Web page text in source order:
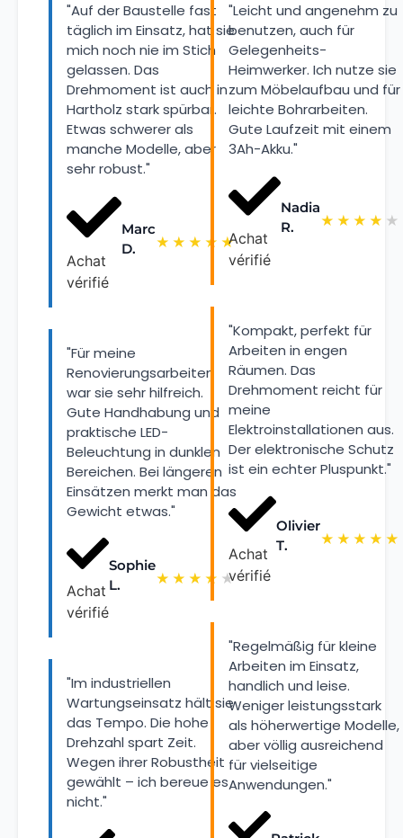
"Auf der Baustelle fast
täglich im Einsatz, hat sie
mich noch nie im Stich
gelassen. Das
Drehmoment ist auch in
Hartholz stark spürbar.
Etwas schwerer als
manche Modelle, aber
sehr robust."
Achat
vérifié
Marc
D.
★ ★ ★ ★ ★
"Für meine
Renovierungsarbeiten
war sie sehr hilfreich.
Gute Handhabung und
praktische LED-
Beleuchtung in dunklen
Bereichen. Bei längeren
Einsätzen merkt man das
Gewicht etwas."
Achat
vérifié
Sophie
L.
★ ★ ★ ★ ★
"Im industriellen
Wartungseinsatz hält sie
das Tempo. Die hohe
Drehzahl spart Zeit.
Wegen ihrer Robustheit
gewählt – ich bereue es
nicht."
"Leicht und angenehm zu
benutzen, auch für
Gelegenheits-
Heimwerker. Ich nutze sie
zum Möbelaufbau und für
leichte Bohrarbeiten.
Gute Laufzeit mit einem
3Ah-Akku."
Achat
vérifié
Nadia
R.
★ ★ ★ ★ ★
"Kompakt, perfekt für
Arbeiten in engen
Räumen. Das
Drehmoment reicht für
meine
Elektroinstallationen aus.
Der elektronische Schutz
ist ein echter Pluspunkt."
Achat
vérifié
Olivier
T.
★ ★ ★ ★ ★
"Regelmäßig für kleine
Arbeiten im Einsatz,
handlich und leise.
Weniger leistungsstark
als höherwertige Modelle,
aber völlig ausreichend
für vielseitige
Anwendungen."